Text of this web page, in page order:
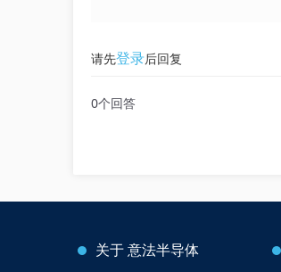
请先登录后回复
0个回答
关于意法半导体